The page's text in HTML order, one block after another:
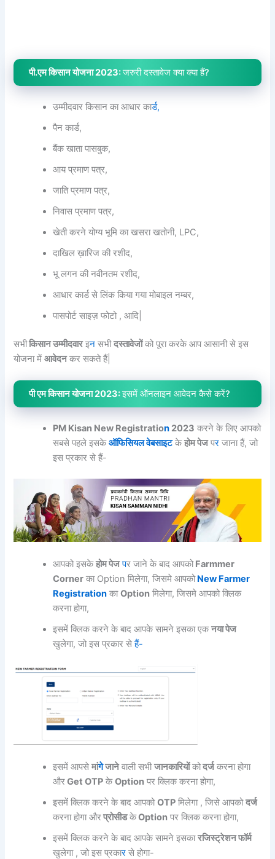
पी.एम किसान योजना 2023:जरुरी दस्तावेज क्या क्या हैं?
उम्मीदवार किसान का आधार कार्ड,
पैन कार्ड,
बैंक खाता पासबुक,
आय प्रमाण पत्र,
जाति प्रमाण पत्र,
निवास प्रमाण पत्र,
खेती करने योग्य भूमि का खसरा खतोनी, LPC,
दाखिल ख़ारिज की रशीद,
भू लगन की नवीनतम रशीद,
आधार कार्ड से लिंक किया गया मोबाइल नम्बर,
पासपोर्ट साइज़ फोटो , आदि|
सभीकिसान उम्मीदवारइन सभीदस्तावेजोंको पूरा करके आप आसानी से इस
योजना मेंआवेदनकर सकते हैं|
पी एम किसान योजना 2023:इसमें ऑनलाइन आवेदन कैसे करें?
PM Kisan New Registration 2023 करने के लिए आपको
सबसे पहले इसकेऑफिसियल वेबसाइट केहोम पेजपर जाना हैं, जो
इस प्रकार से हैं-
आपको इसकेहोम पेजपर जाने के बाद आपकोFarmmer
Corner का Option मिलेगा, जिसमे आपकोNew Farmer
Registration काOption मिलेगा, जिसमे आपको क्लिक
करना होगा,
इसमें क्लिक करने के बाद आपके सामने इसका एकनया पेज
खुलेगा, जो इस प्रकार सेहैं-
इसमें आपसेमांगेजानेवाली सभीजानकारियोंकोदर्जकरना होगा
औरGet OTP केOption पर क्लिक करना होगा,
इसमें क्लिक करने के बाद आपकोOTP मिलेगा , जिसे आपकोदर्ज
करना होगा औरप्रोसीडकेOption पर क्लिक करना होगा,
इसमें क्लिक करने के बाद आपके सामने इसकारजिस्ट्रेशन फॉर्म
खुलेगा , जो इस प्रकार से होगा-